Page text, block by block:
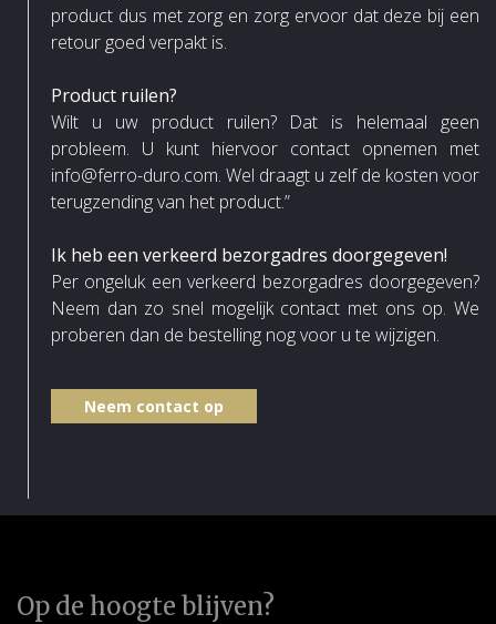
product dus met zorg en zorg ervoor dat deze bij een
retour goed verpakt is.
Product ruilen?
Wilt u uw product ruilen? Dat is helemaal geen
probleem. U kunt hiervoor contact opnemen met
info@ferro-duro.com. Wel draagt u zelf de kosten voor
terugzending van het product.”
Ik heb een verkeerd bezorgadres doorgegeven!
Per ongeluk een verkeerd bezorgadres doorgegeven?
Neem dan zo snel mogelijk contact met ons op. We
proberen dan de bestelling nog voor u te wijzigen.
Neem contact op
Op de hoogte blijven?